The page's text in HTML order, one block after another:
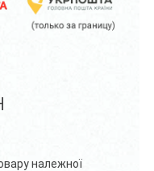
належної